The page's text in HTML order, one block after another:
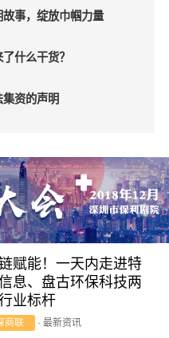
事，绽放巾帼力量
什么干货？
资的声明
赋能！一天内走进特
息、盘古环保科技两
业标杆
商联 ·最新资讯